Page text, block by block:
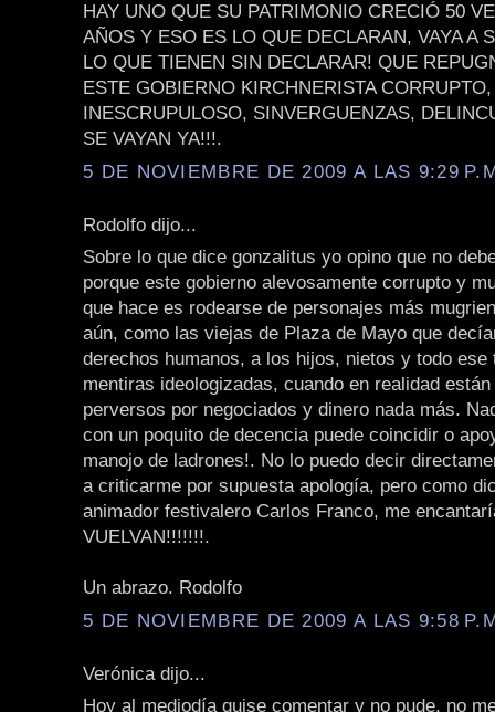
HAY UNO QUE SU PATRIMONIO CRECIÓ 50
AÑOS Y ESO ES LO QUE DECLARAN, VAYA A
LO QUE TIENEN SIN DECLARAR! QUE
ESTE GOBIERNO KIRCHNERISTA
INESCRUPULOSO, SINVERGUENZAS,
SE VAYAN YA!!!.
5 DE NOVIEMBRE DE 2009 A LAS 9:29
Rodolfo dijo...
Sobre lo que dice gonzalitus yo opino que no
porque este gobierno alevosamente corrupto y
que hace es rodearse de personajes más
aún, como las viejas de Plaza de Mayo que
derechos humanos, a los hijos, nietos y todo ese
mentiras ideologizadas, cuando en realidad
perversos por negociados y dinero nada más.
con un poquito de decencia puede coincidir o
manojo de ladrones!. No lo puedo decir
a criticarme por supuesta apología, pero como
animador festivalero Carlos Franco, me
VUELVAN!!!!!!!.
Un abrazo. Rodolfo
5 DE NOVIEMBRE DE 2009 A LAS 9:58
Verónica dijo...
Hoy al mediodía quise comentar y no pude, no